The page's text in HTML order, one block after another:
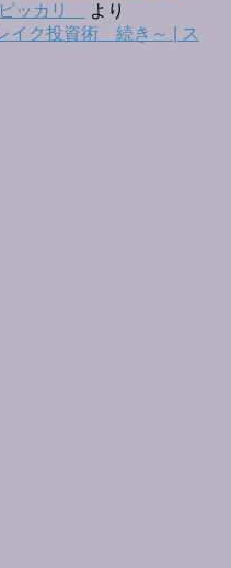
ッカリ
より
イク投資術 続き～ | ス